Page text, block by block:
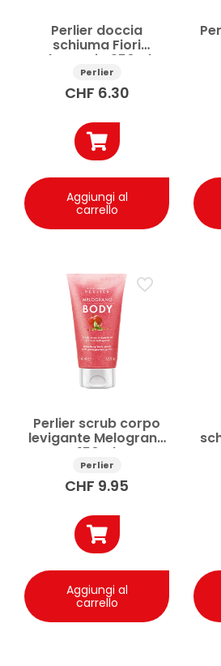
Perlier doccia
schiuma Fiori
d’Arancio 250ml
Perlier
CHF 6.30
Aggiungi al
carrello
Perlier scrub corpo
levigante Melograno
150ml
Perlier
CHF 9.95
Aggiungi al
carrello